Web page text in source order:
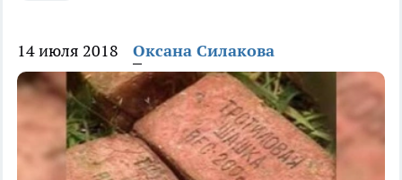
14 июля 2018 Оксана Силакова